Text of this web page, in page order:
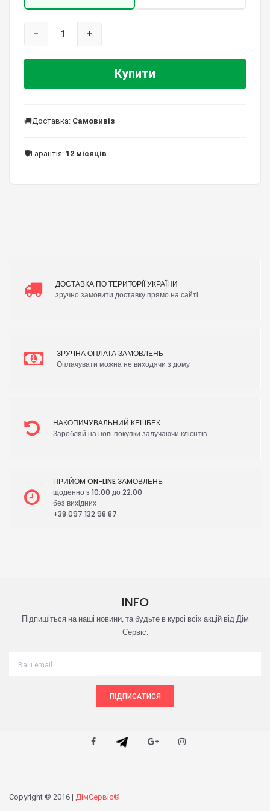
− 1 +
Купити
🚚Доставка: Самовивіз
🛡️Гарантія: 12 місяців
ДОСТАВКА ПО ТЕРИТОРІЇ УКРАЇНИ
зручно замовити доставку прямо на сайті
ЗРУЧНА ОПЛАТА ЗАМОВЛЕНЬ
Оплачувати можна не виходячи з дому
НАКОПИЧУВАЛЬНИЙ КЕШБЕК
Заробляй на нові покупки залучаючи клієнтів
ПРИЙОМ ON-LINE ЗАМОВЛЕНЬ
щоденно з 10:00 до 22:00
без вихідних
+38 097 132 98 87
INFO
Підпишіться на наші новини, та будьте в курсі всіх акцій від Дім
Сервіс.
ПІДПИСАТИСЯ
Copyright © 2016 | ДімСервіс©